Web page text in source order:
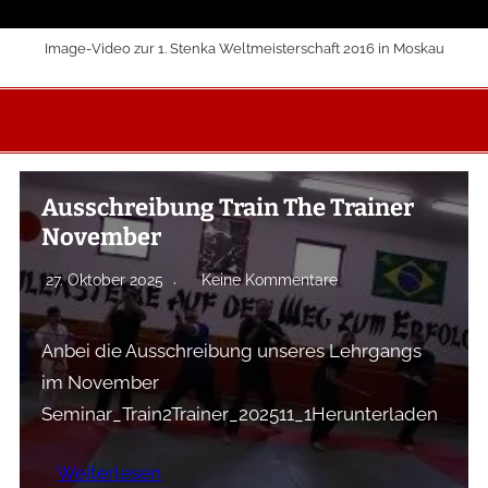
Image-Video zur 1. Stenka Weltmeisterschaft 2016 in Moskau
Ausschreibung Train The Trainer
November
27. Oktober 2025 Keine Kommentare
Anbei die Ausschreibung unseres Lehrgangs
im November
Seminar_Train2Trainer_202511_1Herunterladen
Weiterlesen